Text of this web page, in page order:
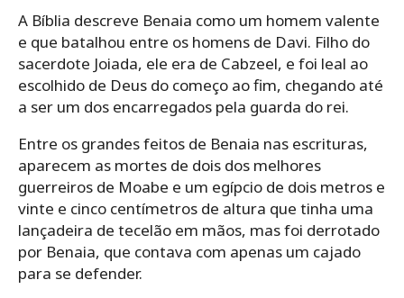
A Bíblia descreve Benaia como um homem valente
e que batalhou entre os homens de Davi. Filho do
sacerdote Joiada, ele era de Cabzeel, e foi leal ao
escolhido de Deus do começo ao fim, chegando até
a ser um dos encarregados pela guarda do rei.
Entre os grandes feitos de Benaia nas escrituras,
aparecem as mortes de dois dos melhores
guerreiros de Moabe e um egípcio de dois metros e
vinte e cinco centímetros de altura que tinha uma
lançadeira de tecelão em mãos, mas foi derrotado
por Benaia, que contava com apenas um cajado
para se defender.